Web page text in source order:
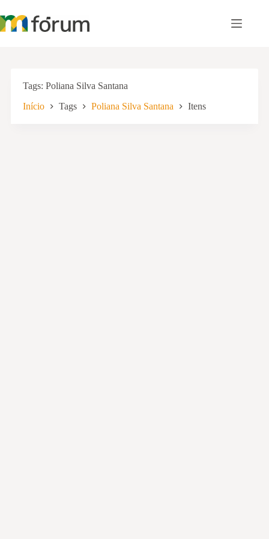
para
o
Tags Poliana Silva Santana
Início Tags Poliana Silva Santana Itens